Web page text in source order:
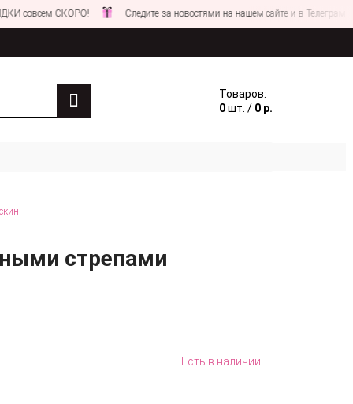
СКОРО! Следите за новостями на нашем сайте и в Телеграм
Товаров:
0шт. / 0 р.
стрепами
Есть в наличии